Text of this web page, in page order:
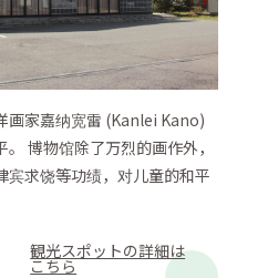
画家嘉纳宽雷 (Kanlei Kano)
博物馆除了万烈的画作外，
宾求饶等功绩，对儿童的和平
観光スポットの詳細は
こちら